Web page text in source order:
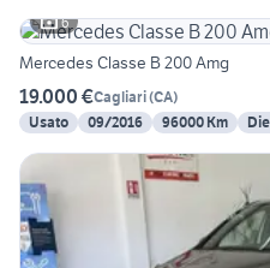
6
Mercedes Classe B 200 Amg
19.000 €Cagliari(CA)
Usato
09/2016 96000 Km